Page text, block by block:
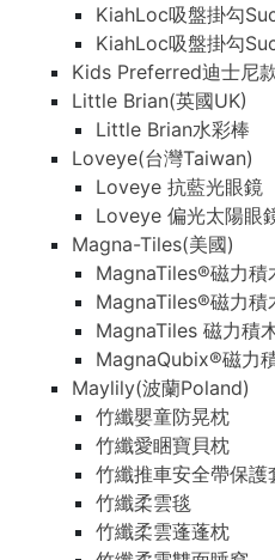
KiahLoc吸盤掛勾
KiahLoc吸盤掛勾
Kids Preferred迪士尼
Little Brian(英國UK)
Little Brian水彩棒
Loveye(台灣Taiwan)
Loveye 抗藍光眼鏡
Loveye 偏光太陽眼
Magna-Tiles(美國)
MagnaTiles®磁力積
MagnaTiles®磁力積
MagnaTiles 磁力積
MagnaQubix®磁力
Maylily(波蘭Poland)
竹纖嬰童防晃枕
竹纖愛睏寶貝枕
竹纖推車安全帶保護
竹纖柔雲毯
竹纖柔雲蓬蓬枕